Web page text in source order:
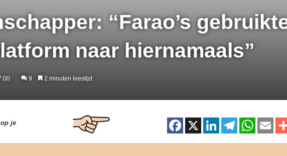
“Farao’s
naar hiernamaals”
9 2 minuten leestijd
je
F
a
X
Li
n
T
el
W
h
E
m